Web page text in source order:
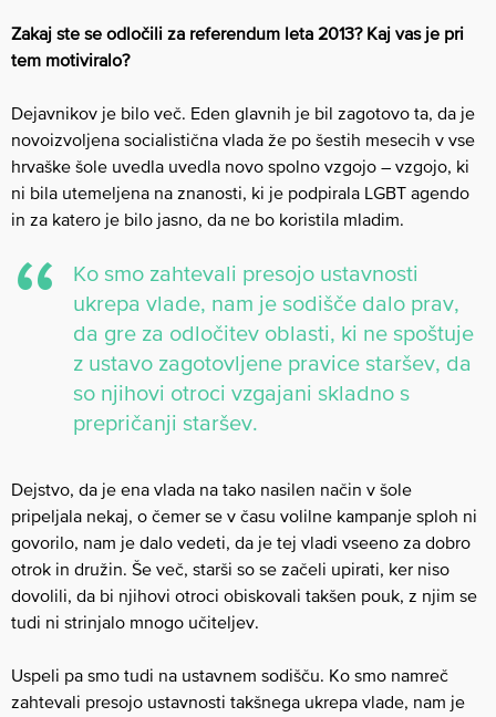
Zakaj ste se odločili za referendum leta 2013? Kaj vas je pri
tem motiviralo?
Dejavnikov je bilo več. Eden glavnih je bil zagotovo ta, da je
novoizvoljena socialistična vlada že po šestih mesecih v vse
hrvaške šole uvedla uvedla novo spolno vzgojo – vzgojo, ki
ni bila utemeljena na znanosti, ki je podpirala LGBT agendo
in za katero je bilo jasno, da ne bo koristila mladim.
Ko smo zahtevali presojo ustavnosti
ukrepa vlade, nam je sodišče dalo prav,
da gre za odločitev oblasti, ki ne spoštuje
z ustavo zagotovljene pravice staršev, da
so njihovi otroci vzgajani skladno s
prepričanji staršev.
Dejstvo, da je ena vlada na tako nasilen način v šole
pripeljala nekaj, o čemer se v času volilne kampanje sploh ni
govorilo, nam je dalo vedeti, da je tej vladi vseeno za dobro
otrok in družin. Še več, starši so se začeli upirati, ker niso
dovolili, da bi njihovi otroci obiskovali takšen pouk, z njim se
tudi ni strinjalo mnogo učiteljev.
Uspeli pa smo tudi na ustavnem sodišču. Ko smo namreč
zahtevali presojo ustavnosti takšnega ukrepa vlade, nam je